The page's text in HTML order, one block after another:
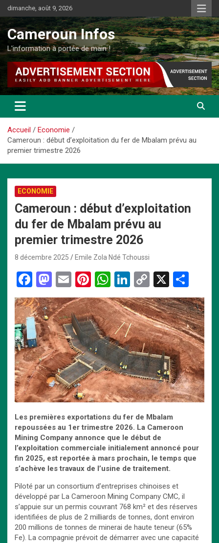
Aller
au
contenu
dimanche, août 9, 2026
Cameroun Infos
L'information à portée de main !
Accueil
Economie
Cameroun : début d’exploitation du fer de Mbalam prévu au
premier trimestre 2026
ECONOMIE
Cameroun : début d’exploitation
du fer de Mbalam prévu au
premier trimestre 2026
8 décembre 2025 Emile Zola Ndé Tchoussi
F
a
ce
b
o
o
k
M
a
st
o
d
o
n
E
m
ail
Pi
nt
er
es
t
W
h
at
s
A
p
p
Li
n
ke
dI
n
C
o
py
Li
n
k
X
ar
ta
g
er
Les premières exportations du fer de Mbalam
repoussées au 1er trimestre 2026. La Cameroon
Mining Company annonce que le début de
l’exploitation commerciale initialement annoncé pour
fin 2025, est reportée à mars prochain, le temps que
s’achève les travaux de l’usine de traitement.
Piloté par un consortium d’entreprises chinoises et
développé par La Cameroon Mining Company CMC, il
s’appuie sur un permis couvrant 768 km² et des réserves
identifiées de plus de 2 milliards de tonnes, dont environ
200 millions de tonnes de minerai de haute teneur (65%
Fe). La compagnie prévoit de démarrer avec une capacité